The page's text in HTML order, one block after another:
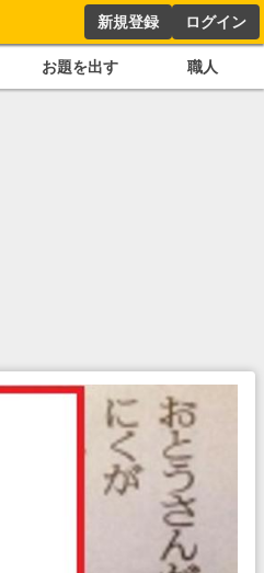
新規登録 ログイン
お題を出す 職人